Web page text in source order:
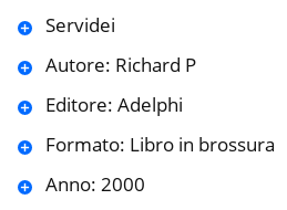
Servidei
Autore: Richard P
Editore: Adelphi
Formato: Libro in brossura
Anno: 2000